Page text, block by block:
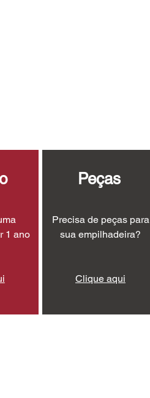
1 ano
Peças
Precisa de peças para
sua empilhadeira?
Clique aqui